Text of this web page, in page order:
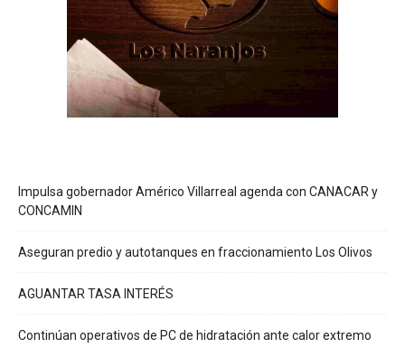
Impulsa gobernador Américo Villarreal agenda con CANACAR y
CONCAMIN
Aseguran predio y autotanques en fraccionamiento Los Olivos
AGUANTAR TASA INTERÉS
Continúan operativos de PC de hidratación ante calor extremo